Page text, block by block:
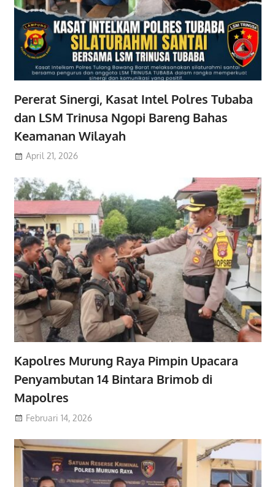
Pererat Sinergi, Kasat Intel Polres Tubaba
dan LSM Trinusa Ngopi Bareng Bahas
Keamanan Wilayah
April 21, 2026
Kapolres Murung Raya Pimpin Upacara
Penyambutan 14 Bintara Brimob di
Mapolres
Februari 14, 2026